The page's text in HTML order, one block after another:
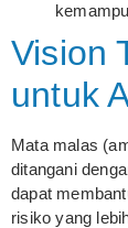
Vision
untuk
Mata malas
ditangani
dapat
risiko yang